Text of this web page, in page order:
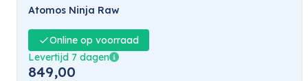
Atomos Ninja Raw
Online op voorraad
Levertijd 7 dagen
849,00